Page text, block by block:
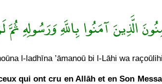
الَّذِينَ آمَنُوا بِاللَّهِ وَرَسُولِهِ ثُمَّ
l-ladhīna ’āmanoū bi l-Lāhi wa
qui ont cru en Allāh et en Son